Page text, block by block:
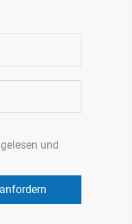
gelesen und